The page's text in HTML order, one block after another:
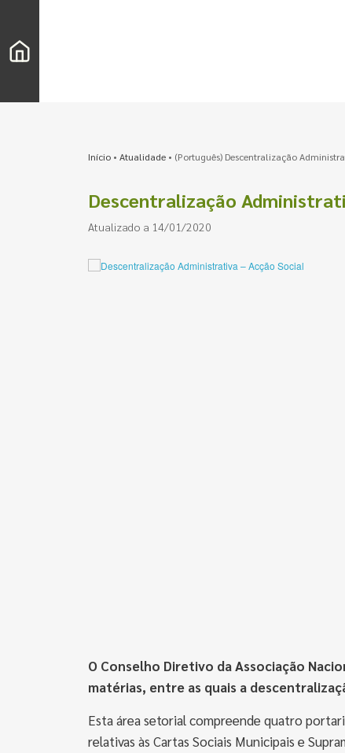
Início• Atualidade• (Português) Descentralização
Descentralização
Atualizado a 14/01/2020
O Conselho Diretivo da Associação
matérias, entre as quais a
Esta área setorial compreende quatro
relativas às Cartas Sociais Municipais e